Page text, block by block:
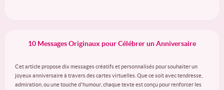
10 Messages Originaux pour Célébrer un Anniversaire
Cet article propose dix messages créatifs et personnalisés pour souhaiter un
joyeux anniversaire à travers des cartes virtuelles. Que ce soit avec tendresse,
admiration, ou une touche d'humour, chaque texte est conçu pour renforcer les